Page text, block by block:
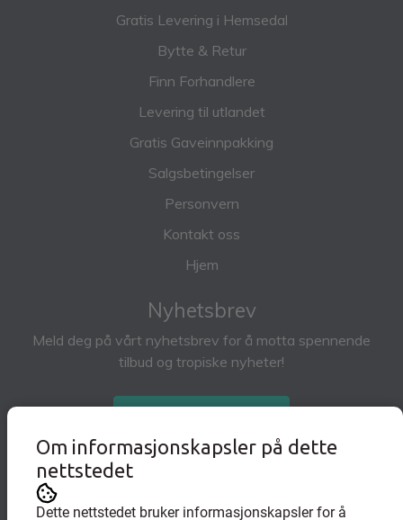
Om informasjonskapsler på dette
nettstedet
Dette nettstedet bruker informasjonskapsler for å
Gratis Levering i Hemsedal
Bytte & Retur
Finn Forhandlere
Levering til utlandet
Gratis Gaveinnpakking
Salgsbetingelser
Personvern
Kontakt oss
Hjem
Nyhetsbrev
Meld deg på vårt nyhetsbrev for å motta spennende
tilbud og tropiske nyheter!